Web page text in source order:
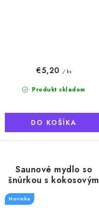
Produkt skladom
€5,20 / ks
DO KOŠÍKA
Saunové mydlo so
šnúrkou s kokosovým
mliekom, 180g
Novinka